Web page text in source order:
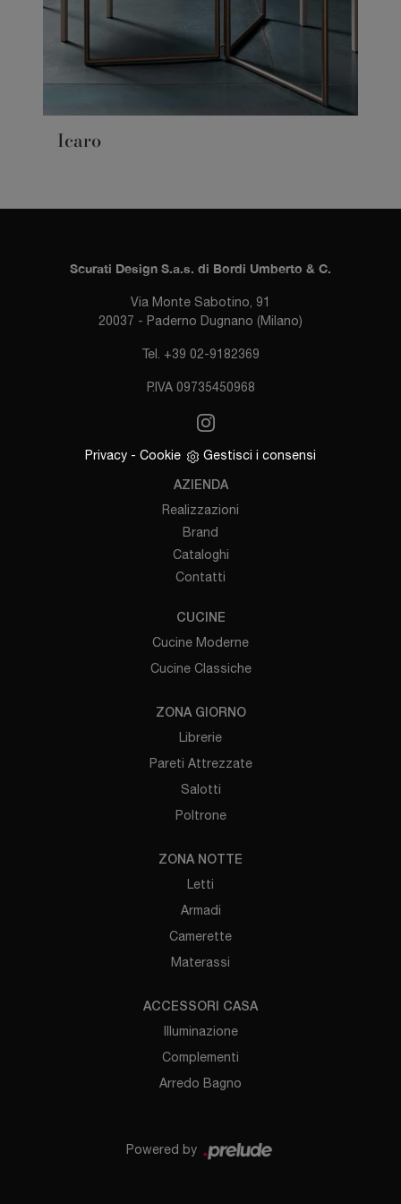
Icaro
Scurati Design S.a.s. di Bordi Umberto & C.
Via Monte Sabotino, 91
20037 - Paderno Dugnano (Milano)
Tel. +39 02-9182369
P.IVA 09735450968
Privacy - Cookie Gestisci i consensi
AZIENDA
Realizzazioni
Brand
Cataloghi
Contatti
CUCINE
Cucine Moderne
Cucine Classiche
ZONA GIORNO
Librerie
Pareti Attrezzate
Salotti
Poltrone
ZONA NOTTE
Letti
Armadi
Camerette
Materassi
ACCESSORI CASA
Illuminazione
Complementi
Arredo Bagno
Powered by